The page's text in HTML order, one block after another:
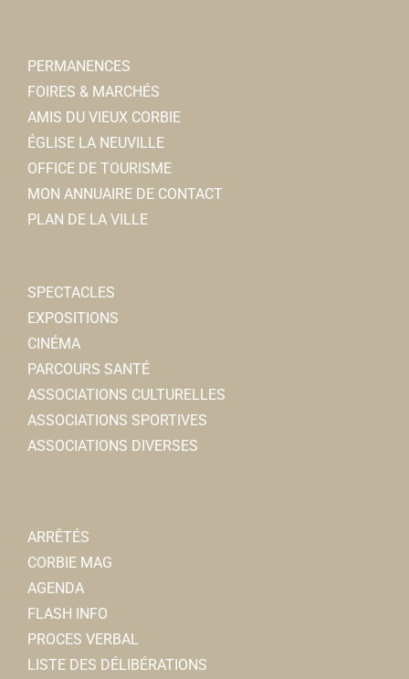
PERMANENCES
FOIRES & MARCHÉS
AMIS DU VIEUX CORBIE
ÉGLISE LA NEUVILLE
OFFICE DE TOURISME
MON ANNUAIRE DE CONTACT
PLAN DE LA VILLE
SPECTACLES
EXPOSITIONS
CINÉMA
PARCOURS SANTÉ
ASSOCIATIONS CULTURELLES
ASSOCIATIONS SPORTIVES
ASSOCIATIONS DIVERSES
ARRÊTÉS
CORBIE MAG
AGENDA
FLASH INFO
PROCES VERBAL
LISTE DES DÉLIBÉRATIONS